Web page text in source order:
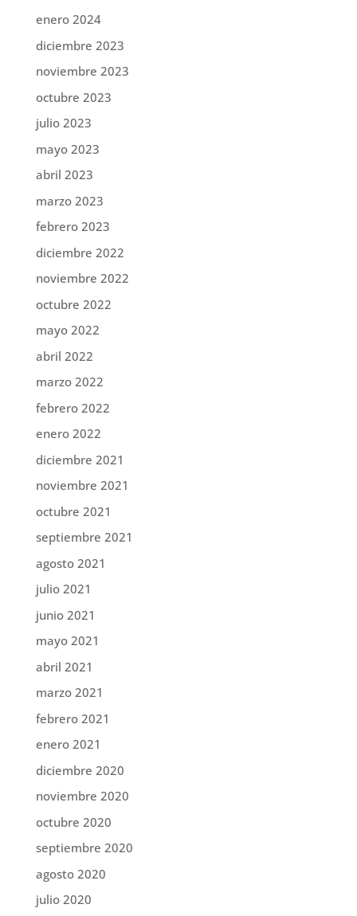
enero 2024
diciembre 2023
noviembre 2023
octubre 2023
julio 2023
mayo 2023
abril 2023
marzo 2023
febrero 2023
diciembre 2022
noviembre 2022
octubre 2022
mayo 2022
abril 2022
marzo 2022
febrero 2022
enero 2022
diciembre 2021
noviembre 2021
octubre 2021
septiembre 2021
agosto 2021
julio 2021
junio 2021
mayo 2021
abril 2021
marzo 2021
febrero 2021
enero 2021
diciembre 2020
noviembre 2020
octubre 2020
septiembre 2020
agosto 2020
julio 2020